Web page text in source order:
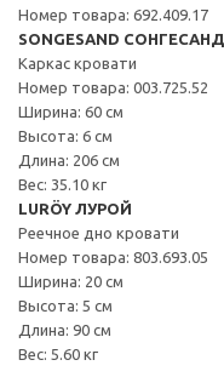
Номер товара: 692.409.17
SONGESAND СОНГЕСАНД
Каркас кровати
Номер товара: 003.725.52
Ширина: 60 см
Высота: 6 см
Длина: 206 см
Вес: 35.10 кг
LURÖY ЛУРОЙ
Реечное дно кровати
Номер товара: 803.693.05
Ширина: 20 см
Высота: 5 см
Длина: 90 см
Вес: 5.60 кг